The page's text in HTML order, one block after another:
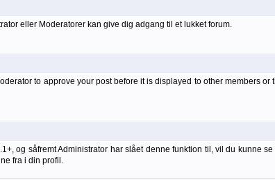
eller Moderatorer kan give dig adgang til et lukket forum.
to approve your post before it is displayed to other members
og såfremt Administrator har slået denne funktion til, vil du kunne
fra i din profil.